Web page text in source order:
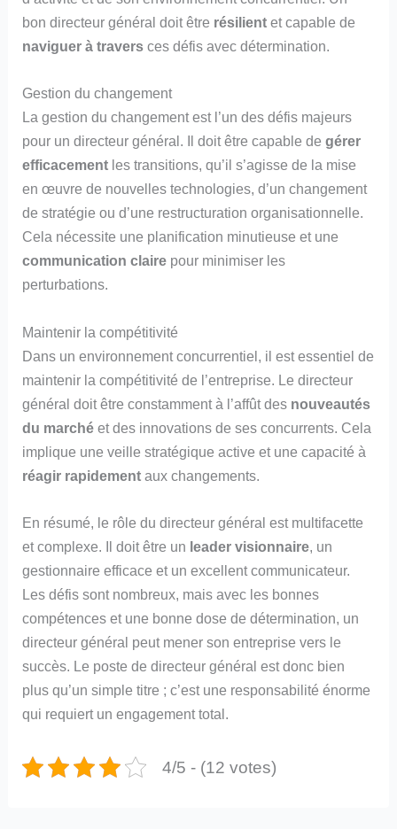
bon directeur général doit être résilient et capable de
naviguer à travers ces défis avec détermination.
Gestion du changement
La gestion du changement est l’un des défis majeurs
pour un directeur général. Il doit être capable degérer
efficacement les transitions, qu’il s’agisse de la mise
en œuvre de nouvelles technologies, d’un changement
de stratégie ou d’une restructuration organisationnelle.
Cela nécessite une planification minutieuse et une
communication claire pour minimiser les
perturbations.
Maintenir la compétitivité
Dans un environnement concurrentiel, il est essentiel de
maintenir la compétitivité de l’entreprise. Le directeur
général doit être constamment à l’affût des nouveautés
du marché et des innovations de ses concurrents. Cela
implique une veille stratégique active et une capacité à
réagir rapidement aux changements.
En résumé, le rôle du directeur général est multifacette
et complexe. Il doit être un leader visionnaire, un
gestionnaire efficace et un excellent communicateur.
Les défis sont nombreux, mais avec les bonnes
compétences et une bonne dose de détermination, un
directeur général peut mener son entreprise vers le
succès. Le poste de directeur général est donc bien
plus qu’un simple titre ; c’est une responsabilité énorme
qui requiert un engagement total.
4/5 - (12 votes)